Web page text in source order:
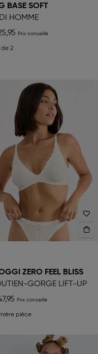
BASE SOFT
HOMME
de 2
ZERO FEEL BLISS
GORGE LIFT-UP
pièce